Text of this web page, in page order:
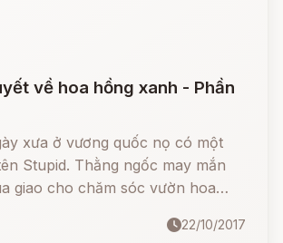
về hoa hồng xanh - Phần
xưa ở vương quốc nọ có một
Stupid. Thằng ngốc may mắn
giao cho chăm sóc vườn hoa
tên Rose. Công chúa rất thích
22/10/2017